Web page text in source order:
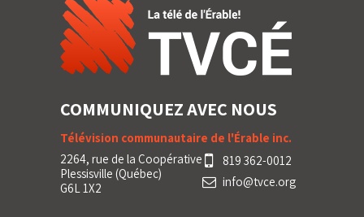
COMMUNIQUEZ AVEC NOUS
Télévision communautaire de l'Érable inc.
2264, rue de la Coopérative
Plessisville (Québec)
G6L 1X2
819 362-0012
info@tvce.org